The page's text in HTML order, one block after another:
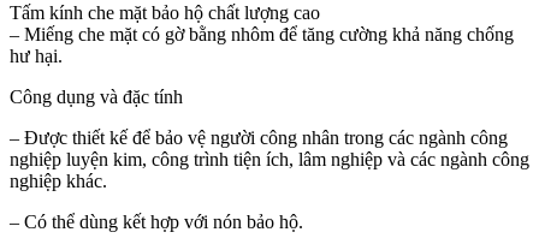
Tấm kính che mặt bảo hộ chất lượng cao
– Miếng che mặt có gờ bằng nhôm để tăng cường khả năng chống
hư hại.
Công dụng và đặc tính
– Được thiết kế để bảo vệ người công nhân trong các ngành công
nghiệp luyện kim, công trình tiện ích, lâm nghiệp và các ngành công
nghiệp khác.
– Có thể dùng kết hợp với nón bảo hộ.